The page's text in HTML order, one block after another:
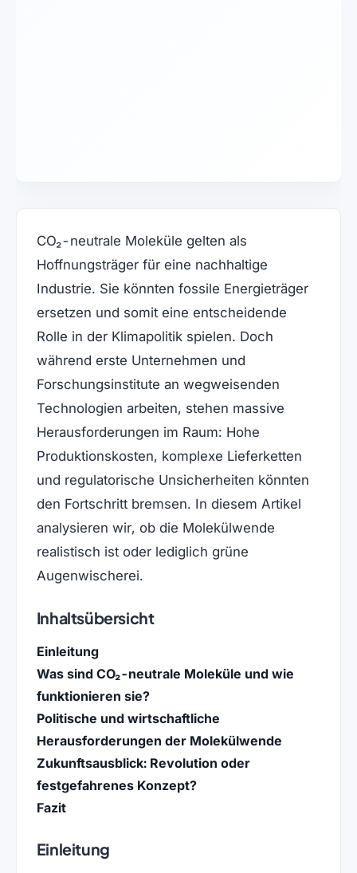
CO₂-neutrale Moleküle gelten als
Hoffnungsträger für eine nachhaltige
Industrie. Sie könnten fossile Energieträger
ersetzen und somit eine entscheidende
Rolle in der Klimapolitik spielen. Doch
während erste Unternehmen und
Forschungsinstitute an wegweisenden
Technologien arbeiten, stehen massive
Herausforderungen im Raum: Hohe
Produktionskosten, komplexe Lieferketten
und regulatorische Unsicherheiten könnten
den Fortschritt bremsen. In diesem Artikel
analysieren wir, ob die Molekülwende
realistisch ist oder lediglich grüne
Augenwischerei.
Inhaltsübersicht
Einleitung
Was sind CO₂-neutrale Moleküle und wie
funktionieren sie?
Politische und wirtschaftliche
Herausforderungen der Molekülwende
Zukunftsausblick: Revolution oder
festgefahrenes Konzept?
Fazit
Einleitung